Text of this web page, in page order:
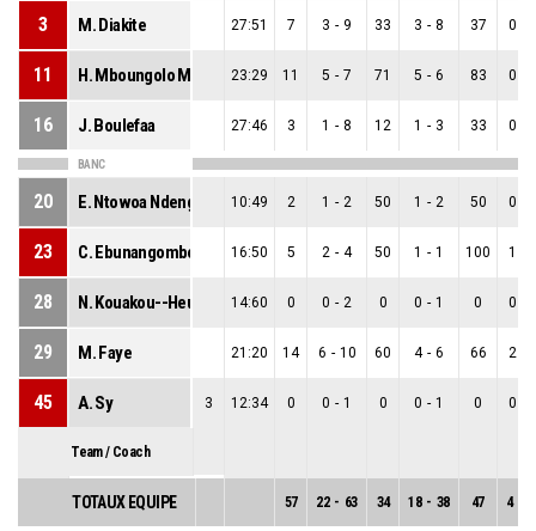
3 M. Diakite 27:51 7 3 - 9 33 3 - 8 37 0
11 23:29 11 5 - 7 71 5 - 6 83 0
16 J. Boulefaa 27:46 3 1 - 8 12 1 - 3 33 0
BANC
20 E. Ntowoa Ndenga 10:49 2 1 - 2 50 1 - 2 50 0
23 C. Ebunangombe 16:50 5 2 - 4 50 1 - 1 100 1
28 N. Kouakou--Heugue 14:60 0 0 - 2 0 0 - 1 0 0
29 M. Faye 21:20 14 6 - 10 60 4 - 6 66 2
45 A. Sy 3 12:34 0 0 - 1 0 0 - 1 0 0
Team / Coach
TOTAUX EQUIPE 57 22 - 63 34 18 - 38 47 4